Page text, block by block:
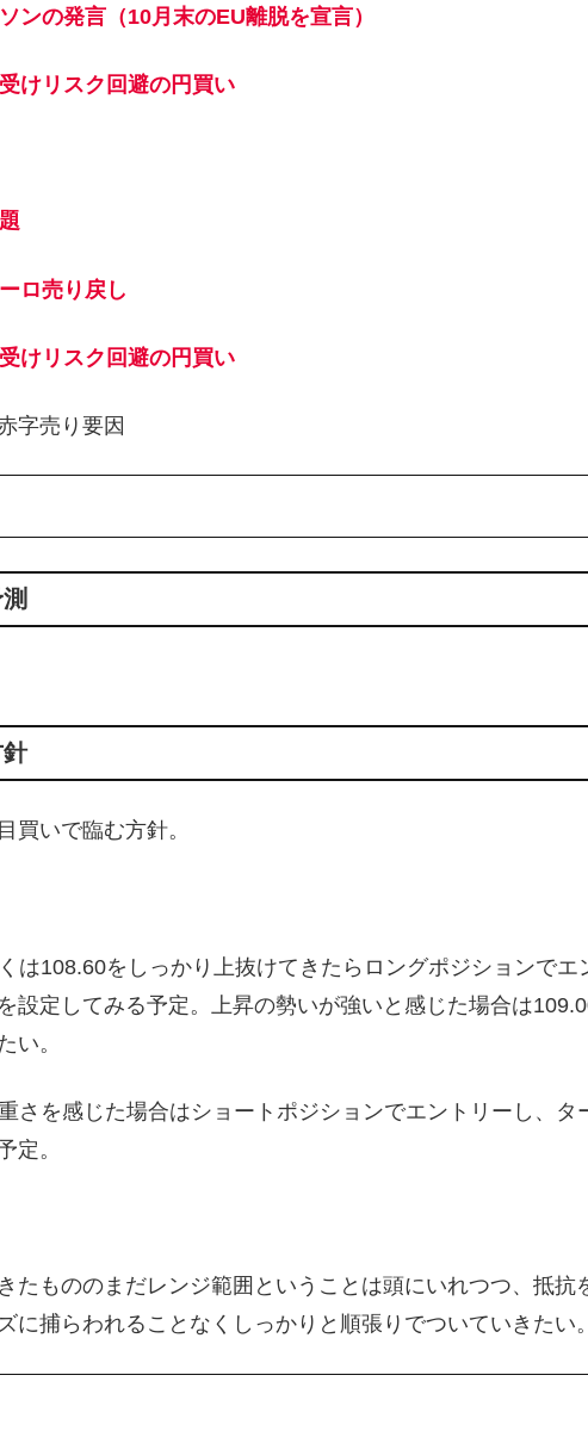
ンの発言（10月末のEU離脱を宣言）
けリスク回避の円買い
ロ売り戻し
けリスク回避の円買い
字売り要因
針
買いで臨む方針。
は108.60をしっかり上抜けてきたらロングポジションでエ
設定してみる予定。上昇の勢いが強いと感じた場合は
い。
さを感じた場合はショートポジションでエントリーし、タ
定。
たもののまだレンジ範囲ということは頭にいれつつ、抵抗
に捕らわれることなくしっかりと順張りでついていきたい。